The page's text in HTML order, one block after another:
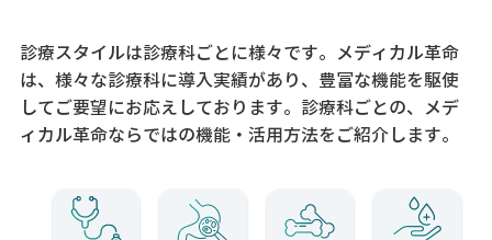
診療スタイルは診療科ごとに様々です。メディカル革命
は、様々な診療科に導入実績があり、 豊富な機能を駆使
してご要望にお応えしております。 診療科ごとの、メデ
ィカル革命ならではの機能・活用方法をご紹介します。